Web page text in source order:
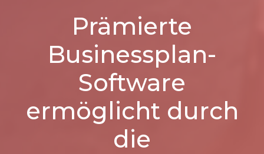
Prämierte
Businessplan-
Software
ermöglicht durch
die